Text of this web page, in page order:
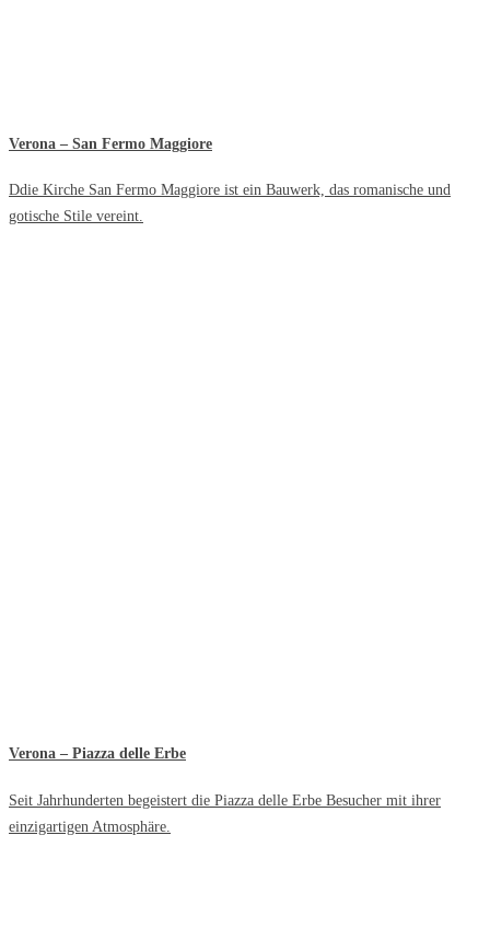
Verona – San Fermo Maggiore
Ddie Kirche San Fermo Maggiore ist ein Bauwerk, das romanische und
gotische Stile vereint.
Verona – Piazza delle Erbe
Seit Jahrhunderten begeistert die Piazza delle Erbe Besucher mit ihrer
einzigartigen Atmosphäre.